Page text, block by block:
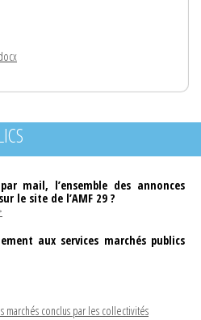
mail, l’ensemble des annonces
le site de l’AMF 29 ?
aux services marchés publics
conclus par les collectivités